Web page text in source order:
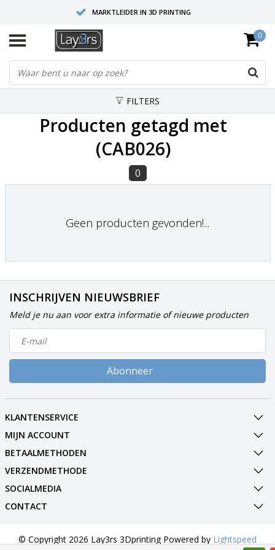
MARKTLEIDER IN 3D PRINTING
HOOGWAARDIGE SERVICE EN SUPPORT
FYSIEKE SHOWROOMS
0
FILTERS
Producten getagd met
(CAB026)
0
Geen producten gevonden!...
INSCHRIJVEN NIEUWSBRIEF
Meld je nu aan voor extra informatie of nieuwe producten
Abonneer
KLANTENSERVICE
MIJN ACCOUNT
BETAALMETHODEN
VERZENDMETHODE
SOCIALMEDIA
CONTACT
© Copyright 2026 Lay3rs 3Dprinting Powered by Lightspeed